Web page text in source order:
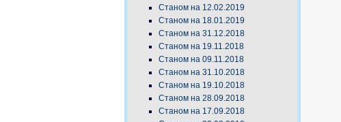
Станом на 12.02.2019
Станом на 18.01.2019
Станом на 31.12.2018
Станом на 19.11.2018
Станом на 09.11.2018
Станом на 31.10.2018
Станом на 19.10.2018
Станом на 28.09.2018
Станом на 17.09.2018